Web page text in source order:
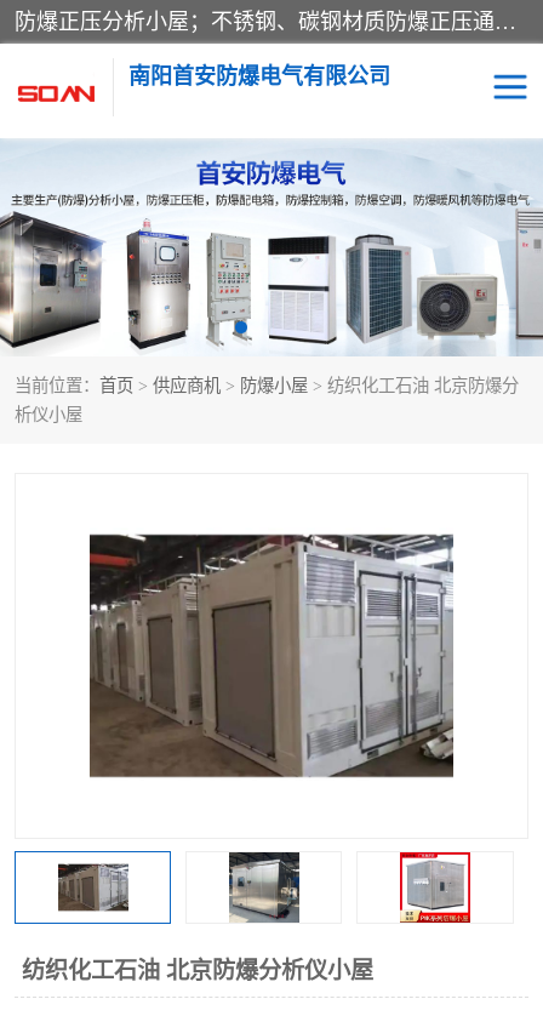
防爆正压分析小屋；不锈钢、碳钢材质防爆正压通风柜，分上下、左右、外挂三种款式；立式、挂式防爆配电柜体；不锈钢、碳钢防爆变频、磁力、星三角启动器；不锈钢、碳钢、铸铝防爆控制箱柜；可操作按键、多块式防爆仪表箱；多材质防爆接线箱；台式防爆电脑、防爆监视器。产品适配石油、化工、煤炭、电力、纺织、酿酒、航天、铁路、冶金、船舶、消防、市政等多行业工况使用。
南阳首安防爆电气有限公司
当前位置： 首页 > 供应商机 > 防爆小屋 > 纺织化工石油 北京防爆分
析仪小屋
纺织化工石油 北京防爆分析仪小屋
防爆小屋 防爆正压柜
防爆空调 防爆配电箱
防爆控制箱 防爆接线箱
防爆操作柱 防爆监视显示器